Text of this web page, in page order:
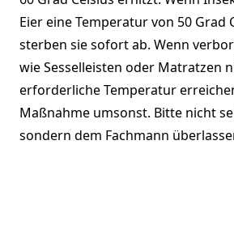
Eier eine Temperatur von 50 Grad
sterben sie sofort ab. Wenn
wie Sesselleisten oder Matratzen
erforderliche Temperatur
Maßnahme umsonst. Bitte nicht
sondern dem Fachmann